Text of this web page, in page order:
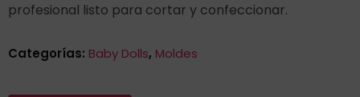
profesional listo para cortar y confeccionar.
Categorías: Baby Dolls, Moldes